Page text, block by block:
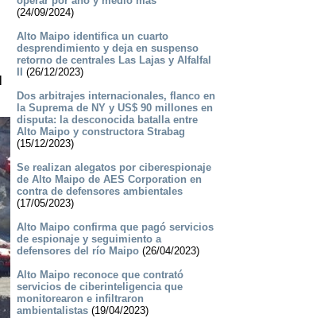
(24/09/2024)
Alto Maipo identifica un cuarto
desprendimiento y deja en suspenso
retorno de centrales Las Lajas y Alfalfal
(26/12/2023)
Dos arbitrajes internacionales, flanco en
la Suprema de NY y US$ 90 millones en
disputa: la desconocida batalla entre
Alto Maipo y constructora Strabag
(15/12/2023)
Se realizan alegatos por ciberespionaje
de Alto Maipo de AES Corporation en
contra de defensores ambientales
(17/05/2023)
Alto Maipo confirma que pagó servicios
de espionaje y seguimiento a
defensores del río Maipo(26/04/2023)
Alto Maipo reconoce que contrató
servicios de ciberinteligencia que
monitorearon e infiltraron
ambientalistas(19/04/2023)